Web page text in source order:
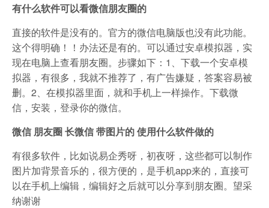
有什么软件可以看微信朋友圈的
直接的软件是没有的。官方的微信电脑版也没有此功能。
这个得明确！！办法还是有的。可以通过安卓模拟器，实
现在电脑上查看朋友圈。步骤如下：1、下载一个安卓模
拟器，有很多，我就不推荐了，有广告嫌疑，答案容易被
删。2、在模拟器里面，就和手机上一样操作。下载微
信，安装，登录你的微信。
微信 朋友圈 长微信 带图片的 使用什么软件做的
有很多软件，比如说易企秀呀，初夜呀，这些都可以制作
图片加背景音乐的，很方便的，是手机app来的，直接可
以在手机上编辑，编辑好之后就可以分享到朋友圈。望采
纳谢谢